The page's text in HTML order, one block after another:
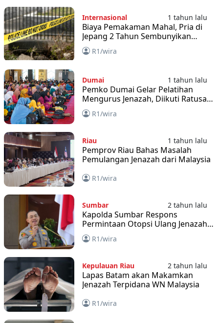
Internasional 1 tahun lalu
Biaya Pemakaman Mahal, Pria di
Jepang 2 Tahun Sembunyikan
Jenazah Ayahnya
R1/wira
Dumai 1 tahun lalu
Pemko Dumai Gelar Pelatihan
Mengurus Jenazah, Diikuti Ratusan
Peserta
R1/wira
Riau 1 tahun lalu
Pemprov Riau Bahas Masalah
Pemulangan Jenazah dari Malaysia
R1/wira
Sumbar 2 tahun lalu
Kapolda Sumbar Respons
Permintaan Otopsi Ulang Jenazah
Afif
R1/wira
Kepulauan Riau 2 tahun lalu
Lapas Batam akan Makamkan
Jenazah Terpidana WN Malaysia
R1/wira